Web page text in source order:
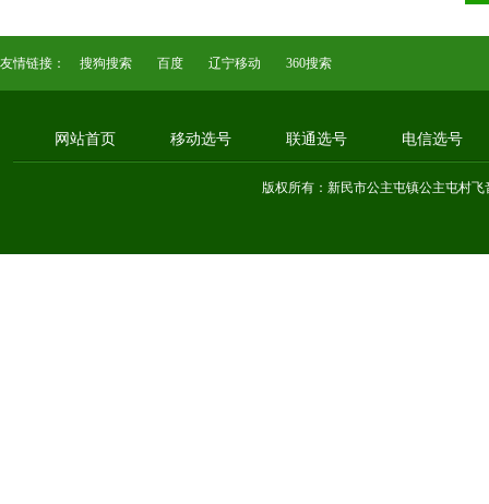
友情链接： 搜狗搜索 百度 辽宁移动 360搜索
网站首页 移动选号 联通选号 电信选号
版权所有：新民市公主屯镇公主屯村